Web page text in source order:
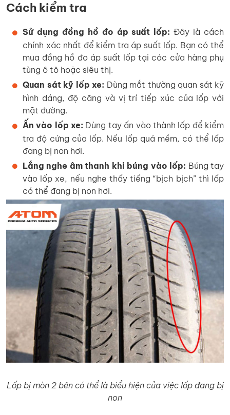
Cách kiểm tra
Sử dụng đồng hồ đo áp suất lốp: Đây là cách
chính xác nhất để kiểm tra áp suất lốp. Bạn có thể
mua đồng hồ đo áp suất lốp tại các cửa hàng phụ
tùng ô tô hoặc siêu thị.
Quan sát kỹ lốp xe: Dùng mắt thường quan sát kỹ
hình dáng, độ căng và vị trí tiếp xúc của lốp với
mặt đường.
Ấn vào lốp xe: Dùng tay ấn vào thành lốp để kiểm
tra độ cứng của lốp. Nếu lốp quá mềm, có thể lốp
đang bị non hơi.
Lắng nghe âm thanh khi búng vào lốp: Búng tay
vào lốp xe, nếu nghe thấy tiếng “bịch bịch” thì lốp
có thể đang bị non hơi.
Lốp bị mòn 2 bên có thể là biểu hiện của việc lốp đang bị
non